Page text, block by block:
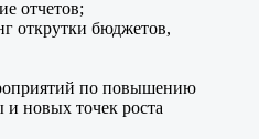
отчетов;
открутки бюджетов,
по повышению
новых точек роста